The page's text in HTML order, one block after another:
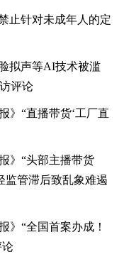
止针对未成年人的定
拟声等AI技术被滥
评论
》“直播带货‘工厂直
》“头部主播带货
监管滞后致乱象难遏
》“全国首案办成！
论